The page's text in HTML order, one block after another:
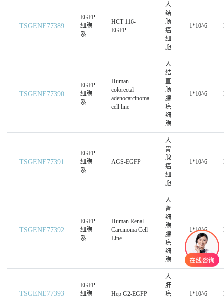
TSGENE77389
EGFP
细胞
系
HCT 116-
EGFP
人
结
肠
癌
细
胞
1*10^6
TSGENE77390
EGFP
细胞
系
Human
colorectal
adenocarcinoma
cell line
人
结
直
肠
腺
癌
细
胞
1*10^6
TSGENE77391
EGFP
细胞
系
AGS-EGFP
人
胃
腺
癌
细
胞
1*10^6
TSGENE77392
EGFP
细胞
系
Human Renal
Carcinoma Cell
Line
人
肾
细
胞
腺
癌
细
胞
1*10^6
TSGENE77393
EGFP
细胞
Hep G2-EGFP
人
肝
癌
1*10^6